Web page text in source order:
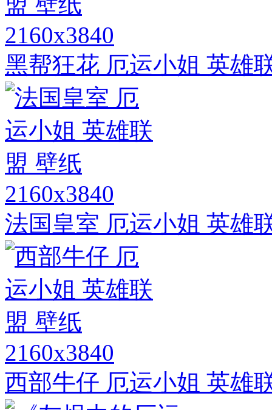
2160x3840
黑帮狂花 厄运小姐 英雄
2160x3840
法国皇室 厄运小姐 英雄
2160x3840
西部牛仔 厄运小姐 英雄